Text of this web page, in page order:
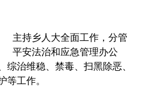
主持乡人大全面工作，分管
平安法治和应急管理办公
治维稳、禁毒、扫黑除恶、
工作。